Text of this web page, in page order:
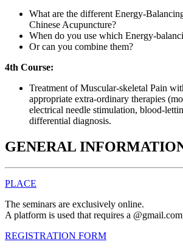
What are the different Energy-
Chinese Acupuncture?
When do you use which Energy-
Or can you combine them?
4th Course:
Treatment of Muscular-skeletal Pain
appropriate extra-ordinary therapies
electrical needle stimulation, blood-
differential diagnosis.
GENERAL
PLACE
The seminars are exclusively online.
A platform is used that requires a
REGISTRATION FORM